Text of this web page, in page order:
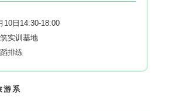
10日14:30-18:00
实训基地
排练
游系